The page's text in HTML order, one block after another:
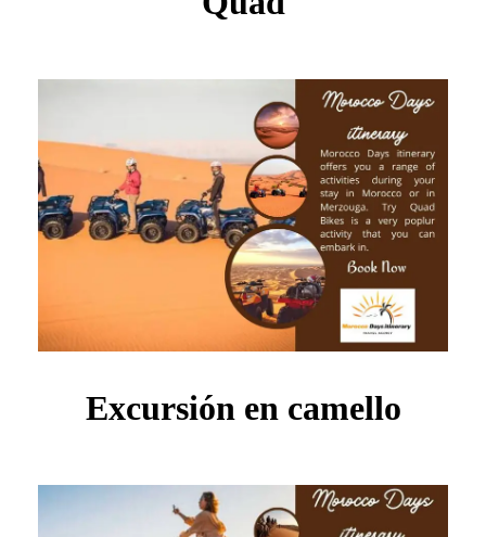
Excursión en camello